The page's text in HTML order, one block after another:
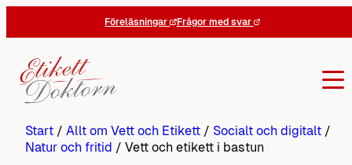
Föreläsningar Frågor med svar
Start / Allt om Vett och Etikett / Socialt och digitalt /
Natur och fritid / Vett och etikett i bastun